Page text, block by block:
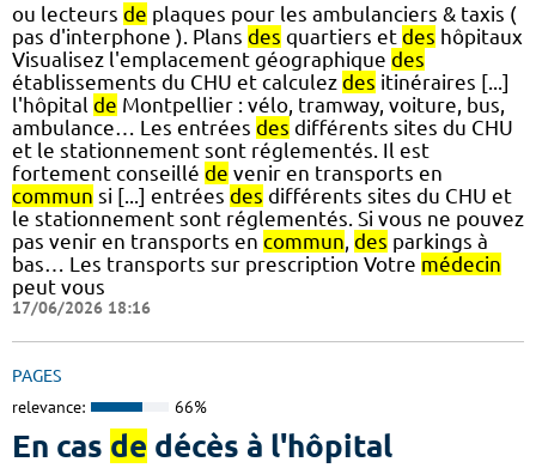
ou lecteurs de plaques pour les ambulanciers & taxis (
pas d'interphone ). Plans des quartiers et des hôpitaux
Visualisez l'emplacement géographique des
établissements du CHU et calculez des itinéraires [...]
l'hôpital de Montpellier : vélo, tramway, voiture, bus,
ambulance… Les entrées des différents sites du CHU
et le stationnement sont réglementés. Il est
fortement conseillé de venir en transports en
commun si [...] entrées des différents sites du CHU et
le stationnement sont réglementés. Si vous ne pouvez
pas venir en transports en commun des parkings à
bas… Les transports sur prescription Votre médecin
peut vous
17/06/2026 18:16
PAGES
relevance: 66%
En cas de décès à l'hôpital